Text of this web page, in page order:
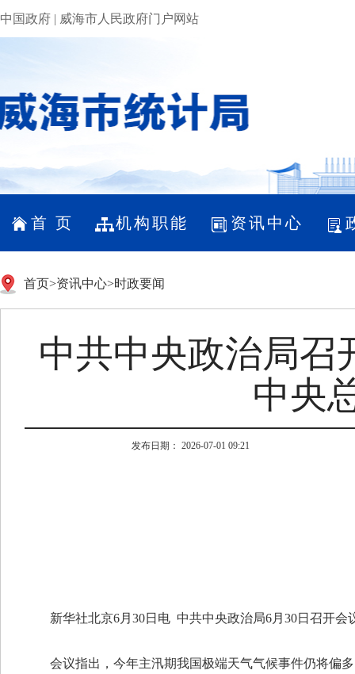
中国政府 | 威海市人民政府门户网站
首 页 机构职能 资讯中心
首页>资讯中心>时政要闻
中共中央政治局召
中央
发布日期： 2026-07-01 09:21
新华社北京6月30日电 中共中央政治局6月30日召开
会议指出，今年主汛期我国极端天气气候事件仍将偏